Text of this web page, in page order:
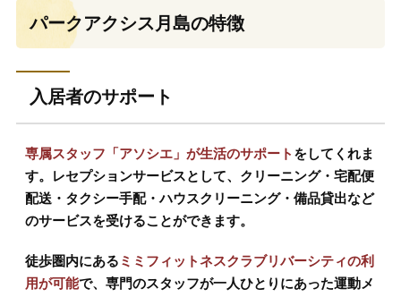
パークアクシス月島の特徴
入居者のサポート
専属スタッフ「アソシエ」が生活のサポート をしてくれま
す。レセプションサービスとして、クリーニング・宅配便
配送・タクシー手配・ハウスクリーニング・備品貸出など
のサービスを受けることができます。
徒歩圏内にある ミミフィットネスクラブリバーシティの利
用が可能で、専門のスタッフが一人ひとりにあった運動メ